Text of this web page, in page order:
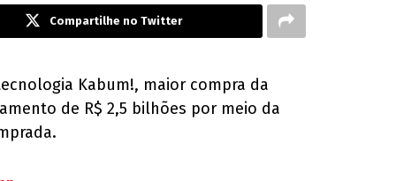
Compartilhe no Twitter
Kabum!, maior compra da
de R$ 2,5 bilhões por meio da